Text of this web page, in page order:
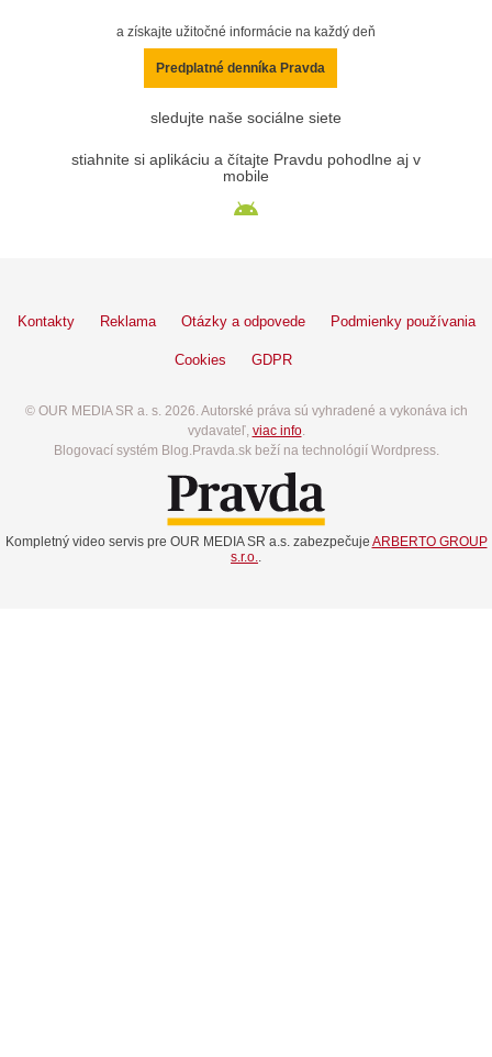
a získajte užitočné informácie na každý deň
Predplatné denníka Pravda
sledujte naše sociálne siete
stiahnite si aplikáciu a čítajte Pravdu pohodlne aj v
mobile
Kontakty Reklama Otázky a odpovede Podmienky používania
Cookies GDPR
© OUR MEDIA SR a. s. 2026. Autorské práva sú vyhradené a vykonáva ich
vydavateľ, viac info.
Blogovací systém Blog.Pravda.sk beží na technológií Wordpress.
Kompletný video servis pre OUR MEDIA SR a.s. zabezpečuje ARBERTO GROUP
s.r.o..